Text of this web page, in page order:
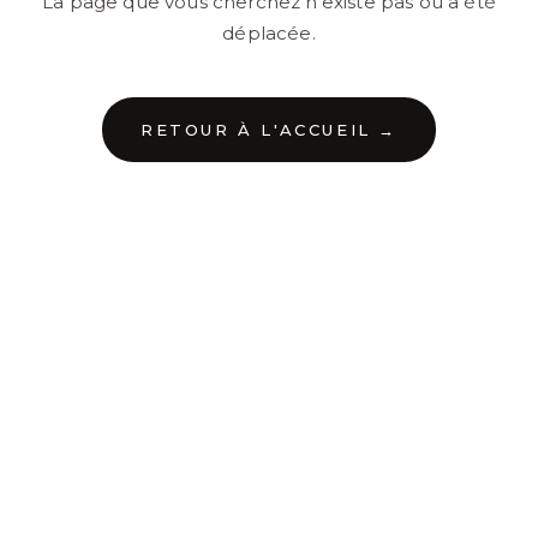
déplacée.
RETOUR À L'ACCUEIL →